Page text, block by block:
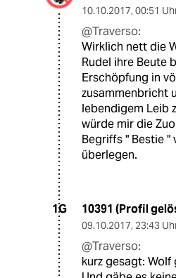
10.10.2017, 00:51
@Traverso:
Wirklich nett die
Rudel ihre Beute
Erschöpfung in
zusammenbricht
lebendigem Leib
würde mir die
Begriffs " Bestie
überlegen.
1G 10391 (Profil
09.10.2017, 23:43
@Traverso:
kurz gesagt: Wolf